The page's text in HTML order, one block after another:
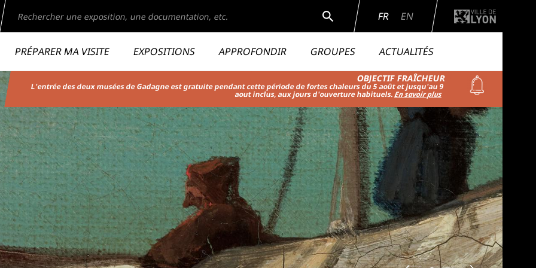
au
principal
musée
Rechercher FR EN
niveau de navigation
PRÉPARER MA VISITE EXPOSITIONS APPROFONDIR GROUPES ACTUALITÉS
OBJECTIF FRAÎCHEUR
L'entrée des deux musées de Gadagne est gratuite pendant cette période de fortes chaleurs du 5 août et jusqu'au 9
aout inclus, aux jours d'ouverture habituels.En savoir plus